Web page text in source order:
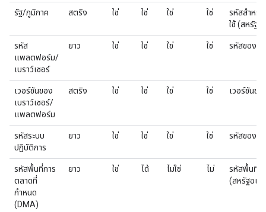
รัฐ/ภูมิภาค สตริง ใช่ ใช่ ใช่ ใช่
รหัสสำหรั
ใช้ (สหรัฐ
รหัส
แพลตฟอร์ม/
เบราว์เซอร์
ยาว ใช่ ใช่ ใช่ ใช่ รหัสของปร
เวอร์ชันของ
เบราว์เซอร์/
แพลตฟอร์ม
สตริง ใช่ ใช่ ใช่ ใช่ เวอร์ชันขอ
รหัสระบบ
ปฏิบัติการ
ยาว ใช่ ใช่ ใช่ ใช่ รหัสของร
รหัสพื้นที่การ
ตลาดที่
กำหนด
(DMA)
ยาว ใช่ ได้ ไม่ใช่ ไม่
รหัสพื้นที่ก
(สหรัฐอเม